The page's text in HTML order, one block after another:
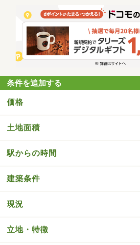
条件を追加する
価格
土地面積
駅からの時間
建築条件
現況
立地・特徴